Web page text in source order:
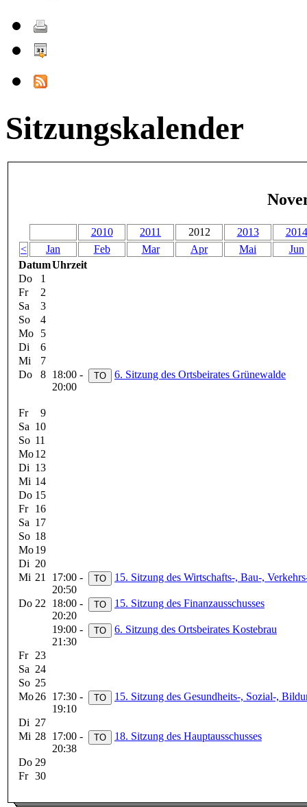
Sitzungskalender
2010 2011 2012 2013
2014
<
Jan Feb Mar Apr Mai
Jun
DatumUhrzeit
Do
1
Fr
2
Sa
3
So
4
Mo
5
Di
6
Mi
7
Do
8 18:00 -
20:00
6. Sitzung des Ortsbeirates Grünewalde
Fr
9
Sa 10
So 11
Mo12
Di 13
Mi 14
Do 15
Fr
16
Sa 17
So 18
Mo19
Di 20
Mi 21
17:00 -
20:50
15. Sitzung des Wirtschafts-, Bau-,
Do 22
18:00 -
20:20
15. Sitzung des Finanzausschusses
19:00 -
21:30
6. Sitzung des Ortsbeirates Kostebrau
Fr
23
Sa 24
So 25
Mo26 17:30 -
19:10
15. Sitzung des Gesundheits-, Sozial-,
Di 27
Mi 28 17:00 -
20:38
18. Sitzung des Hauptausschusses
Do 29
Fr 30